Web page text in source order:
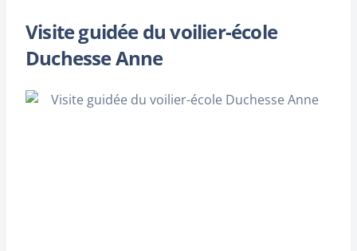
Visite guidée du voilier-école
Duchesse Anne